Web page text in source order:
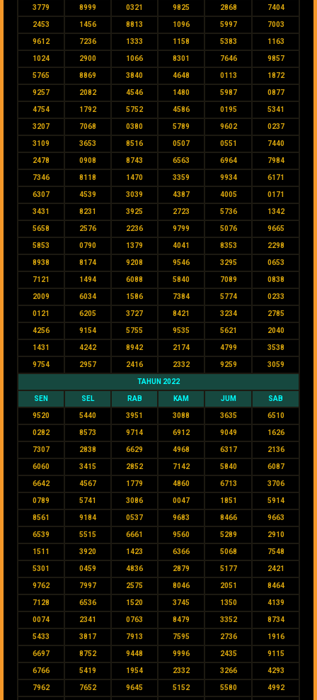
3779 8999 0321 9825 2868 7404
2453 1456 8813 1096 5997 7003
9612 7236 1333 1158 5383 1163
1024 2900 1066 8301 7646 9857
5765 8869 3840 4648 0113 1872
9257 2082 4546 1480 5987 0877
4754 1792 5752 4586 0195 5341
3207 7068 0380 5789 9602 0237
3109 3653 8516 0507 0551 7440
2478 0908 8743 6563 6964 7984
7346 8118 1470 3359 9934 6171
6307 4539 3039 4387 4005 0171
3431 8231 3925 2723 5736 1342
5658 2576 2236 9799 5076 9665
5853 0790 1379 4041 8353 2298
8938 8174 9208 9546 3295 0653
7121 1494 6088 5840 7089 0838
2009 6034 1586 7384 5774 0233
0121 6205 3727 8421 3234 2785
4256 9154 5755 9535 5621 2040
1431 4242 8942 2174 4799 3538
9754 2957 2416 2332 9259 3059
TAHUN 2022
SEN SEL RAB KAM JUM SAB
9520 5440 3951 3088 3635 6510
0282 8573 9714 6912 9049 1626
7307 2838 6629 4968 6317 2136
6060 3415 2852 7142 5840 6087
6642 4567 1779 4860 6713 3706
0789 5741 3086 0047 1851 5914
8561 9184 0537 9683 8466 9663
6539 5515 6661 9560 5289 2910
1511 3920 1423 6366 5068 7548
5301 0459 4836 2879 5177 2421
9762 7997 2575 8046 2051 8464
7128 6536 1520 3745 1350 4139
0074 2341 0763 8479 3352 8734
5433 3817 7913 7595 2736 1916
6697 8752 9448 9996 2435 9115
6766 5419 1954 2332 3266 4293
7962 7652 9645 5152 5580 4992